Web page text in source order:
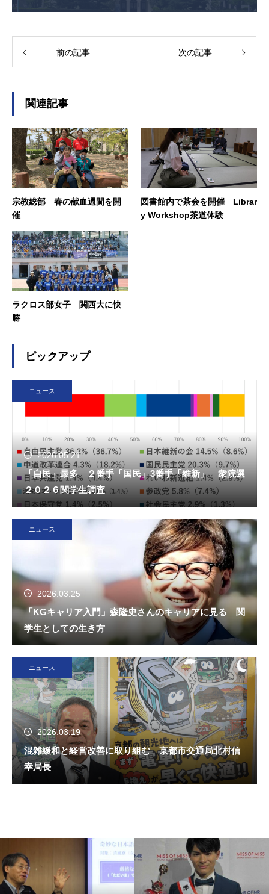
前の記事 次の記事
関連記事
宗教総部 春の献血週間を開
催
図書館内で茶会を開催 Librar
y Workshop茶道体験
ラクロス部女子 関西大に快
勝
ピックアップ
ニュース
2026.05.21
「自民」最多 ２番手「国民」3番手「維新」 衆院選
２０２６関学生調査
ニュース
2026.03.25
「KGキャリア入門」森隆史さんのキャリアに見る 関
学生としての生き方
ニュース
2026.03.19
混雑緩和と経営改善に取り組む 京都市交通局北村信
幸局長